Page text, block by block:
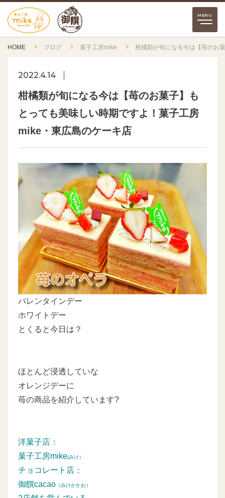
HOME ブログ 菓子工房mike 柑橘類が旬になる今は【苺のお
2022.4.14
柑橘類が旬になる今は【苺のお菓子】も
とっても美味しい時期ですよ！菓子工房
mike・東広島のケーキ店
バレンタインデー
ホワイトデー
とくると今日は？
ほとんど浸透していな
オレンジデーに
苺の商品を紹介しています?
洋菓子店：
菓子工房mike(みけ）
チョコレート店：
御饌cacao （みけかかお）